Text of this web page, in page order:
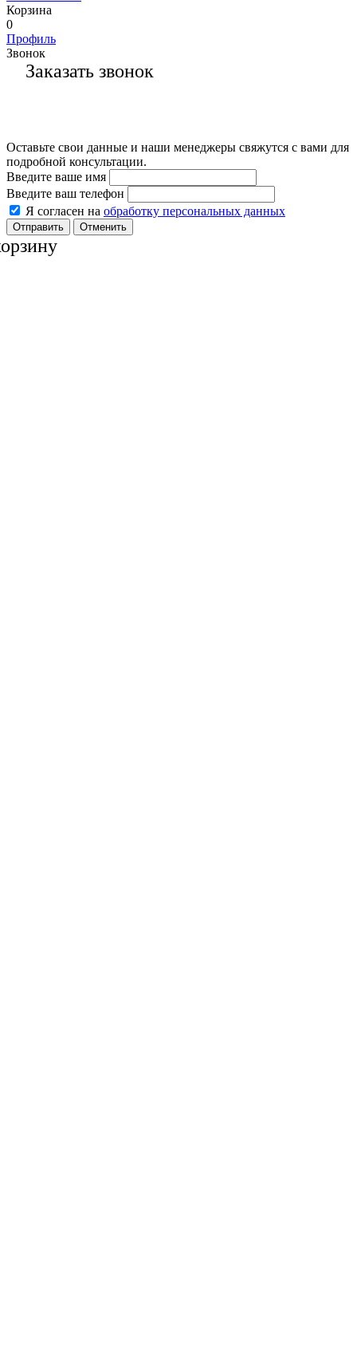
Корзина
0
Профиль
Звонок
Заказать звонок
Оставьте свои данные и наши менеджеры свяжутся с вами для
подробной консультации.
Введите ваше имя
Введите ваш телефон
Я согласен на обработку персональных данных
Отменить